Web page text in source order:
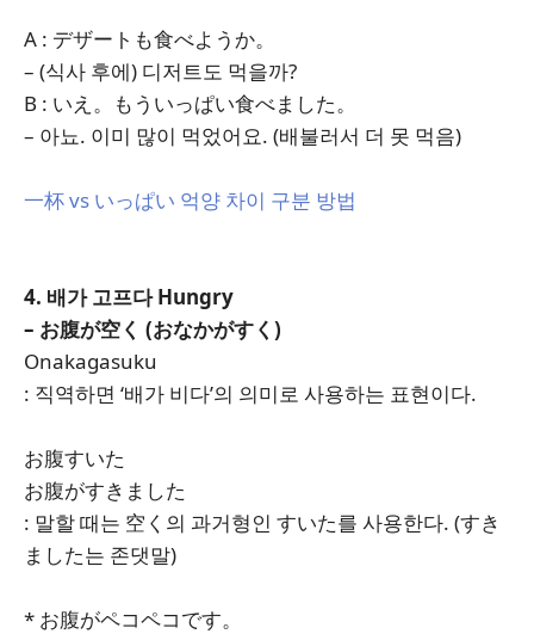
A : デザートも食べようか。
– (식사 후에) 디저트도 먹을까?
B : いえ。もういっぱい食べました。
– 아뇨. 이미 많이 먹었어요. (배불러서 더 못 먹음)
一杯 vs いっぱい 억양 차이 구분 방법
4. 배가 고프다 Hungry
– お腹が空く (おなかがすく)
Onakagasuku
: 직역하면 ‘배가 비다’의 의미로 사용하는 표현이다.
お腹すいた
お腹がすきました
: 말할 때는 空く의 과거형인 すいた를 사용한다. (すき
ました는 존댓말)
* お腹がペコペコです。